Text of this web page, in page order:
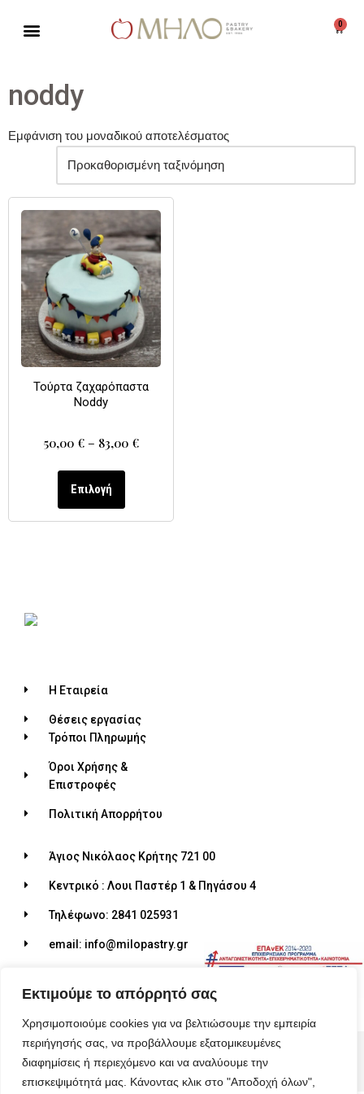
Εκτιμούμε το απόρρητό σας
Χρησιμοποιούμε cookies για να βελτιώσουμε την εμπειρία
περιήγησής σας, να προβάλλουμε εξατομικευμένες
διαφημίσεις ή περιεχόμενο και να αναλύουμε την
επισκεψιμότητά μας. Κάνοντας κλικ στο "Αποδοχή όλων",
περιεχόμενο
0
noddy
Εμφάνιση του μοναδικού αποτελέσματος
Τούρτα ζαχαρόπαστα
Noddy
50,00 €– 83,00 €
Επιλογή
Η Εταιρεία
Θέσεις εργασίας
Τρόποι Πληρωμής
Όροι Χρήσης &
Επιστροφές
Πολιτική Απορρήτου
Άγιος Νικόλαος Κρήτης 721 00
Κεντρικό : Λουι Παστέρ 1 & Πηγάσου 4
Τηλέφωνο: 2841 025931
email: info@milopastry.gr
© 2026 ALL RIGHTS RESERVED​